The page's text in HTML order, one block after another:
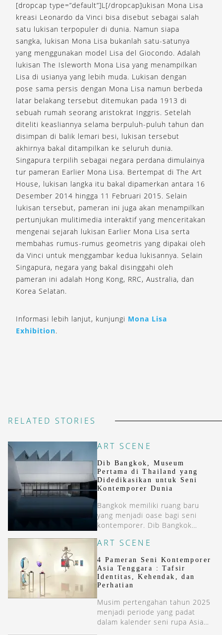
[dropcap type=”default”]L[/dropcap]ukisan Mona Lisa
kreasi Leonardo da Vinci bisa disebut sebagai salah
satu lukisan terpopuler di dunia. Namun siapa
sangka, lukisan Mona Lisa bukanlah satu-satunya
yang menggunakan model Lisa del Giocondo. Adalah
lukisan The Isleworth Mona Lisa yang menampilkan
Lisa di usianya yang lebih muda. Lukisan dengan
pose sama persis dengan Mona Lisa namun berbeda
latar belakang tersebut ditemukan pada 1913 di
sebuah rumah seorang aristokrat Inggris. Setelah
diteliti keasliannya selama berpuluh-puluh tahun dan
disimpan di balik lemari besi, lukisan tersebut
akhirnya bakal ditampilkan ke seluruh dunia.
Singapura terpilih sebagai negara perdana dimulainya
tur pameran Earlier Mona Lisa. Bertempat di The Art
House, lukisan langka itu bakal dipamerkan antara 16
Desember 2014 hingga 11 Februari 2015. Selain
lukisan tersebut, pameran ini juga akan menampilkan
pertunjukan mulitimedia interaktif yang menceritakan
mengenai sejarah lukisan Earlier Mona Lisa serta
membahas rumus-rumus geometris yang dipakai oleh
da Vinci untuk menggambar kedua lukisannya. Selain
Singapura, negara yang bakal disinggahi oleh
pameran ini adalah Hong Kong, RRC, Australia, dan
Korea Selatan.
Informasi lebih lanjut, kunjungi Mona Lisa
Exhibition.
RELATED STORIES
ART SCENE
Dib Bangkok, Museum
Pertama di Thailand yang
Didedikasikan untuk Seni
Kontemporer Dunia
Bangkok memiliki ruang baru
yang menjadi oase bagi seni
kontemporer. Dib Bangkok
kontemporer dunia pertama di
Thailand.
ART SCENE
4 Pameran Seni Kontemporer
Asia Tenggara : Tafsir
Identitas, Kehendak, dan
Perhatian
Musim pertengahan tahun 2025
menjadi periode yang padat
dalam kalender seni rupa Asia